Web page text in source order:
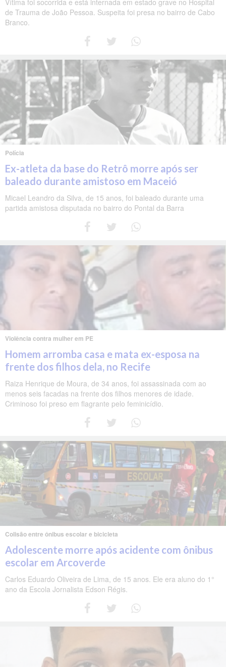
Vítima foi socorrida e está internada em estado grave no Hospital
de Trauma de João Pessoa. Suspeita foi presa no bairro de Cabo
Branco.
Polícia
Ex-atleta da base do Retrô morre após ser
baleado durante amistoso em Maceió
Micael Leandro da Silva, de 15 anos, foi baleado durante uma
partida amistosa disputada no bairro do Pontal da Barra
Violência contra mulher em PE
Homem arromba casa e mata ex-esposa na
frente dos filhos dela, no Recife
Raiza Henrique de Moura, de 34 anos, foi assassinada com ao
menos seis facadas na frente dos filhos menores de idade.
Criminoso foi preso em flagrante pelo feminicídio.
Colisão entre ônibus escolar e bicicleta
Adolescente morre após acidente com ônibus
escolar em Arcoverde
Carlos Eduardo Oliveira de Lima, de 15 anos. Ele era aluno do 1°
ano da Escola Jornalista Edson Régis.